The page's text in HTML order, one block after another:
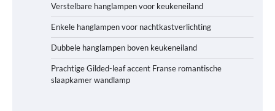
Verstelbare hanglampen voor keukeneiland
Enkele hanglampen voor nachtkastverlichting
Dubbele hanglampen boven keukeneiland
Prachtige Gilded-leaf accent Franse romantische
slaapkamer wandlamp